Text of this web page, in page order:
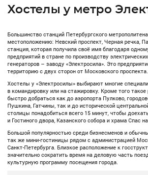
Хостелы у метро
Большинство станций Петербургского
местоположению: Невский проспект, Черная речка,
станция, которая получила своё имя благодаря
предприятий в стране по производству
генераторов – заводу «Электросила». Это
территорию с двух сторон от Московского проспекта.
Хостелы у «Электросилы» выбирают многие
в командировку или на стажировку. Кроме того
быстро добраться как до аэропорта Пулково,
Пушкина, Гатчины, так и до исторической
столицы понадобиться всего 15 минут, чтобы
и Гостиного двора, Казанского собора и храма Спас
Большой популярностью среди бизнесменов и
так же мини-гостиницы рядом с администрацией
Санкт-Петербурга. Близкое расположение к
значительно сократить время на деловую часть
культурную программу посещения города.